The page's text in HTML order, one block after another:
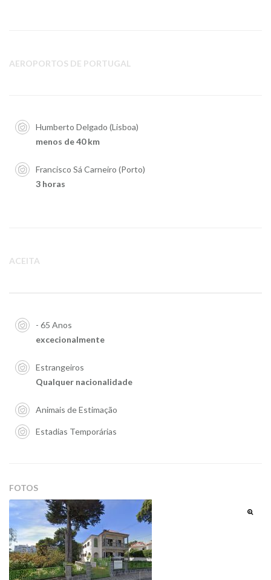
AEROPORTOS DE PORTUGAL
Humberto Delgado (Lisboa)
menos de 40 km
Francisco Sá Carneiro (Porto)
3 horas
ACEITA
- 65 Anos
excecionalmente
Estrangeiros
Qualquer nacionalidade
Animais de Estimação
Estadias Temporárias
FOTOS